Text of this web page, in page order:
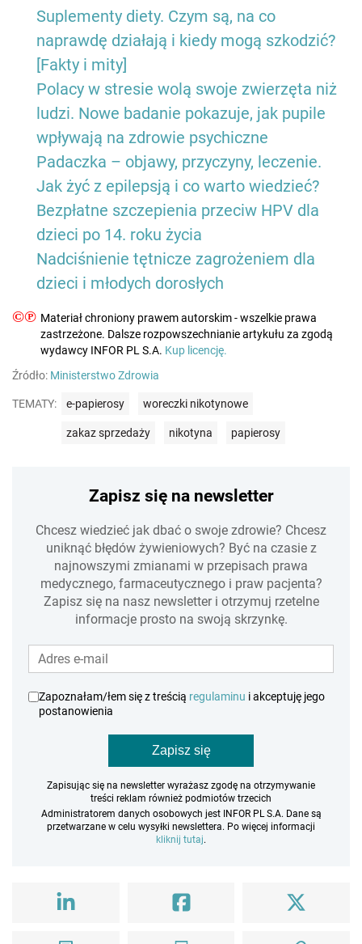
Suplementy diety. Czym są, na co
naprawdę działają i kiedy mogą szkodzić?
[Fakty i mity]
Polacy w stresie wolą swoje zwierzęta niż
ludzi. Nowe badanie pokazuje, jak pupile
wpływają na zdrowie psychiczne
Padaczka – objawy, przyczyny, leczenie.
Jak żyć z epilepsją i co warto wiedzieć?
Bezpłatne szczepienia przeciw HPV dla
dzieci po 14. roku życia
Nadciśnienie tętnicze zagrożeniem dla
dzieci i młodych dorosłych
©℗ Materiał chroniony prawem autorskim - wszelkie prawa
zastrzeżone. Dalsze rozpowszechnianie artykułu za zgodą
wydawcy INFOR PL S.A. Kup licencję.
Źródło: Ministerstwo Zdrowia
TEMATY: e-papierosy woreczki nikotynowe
zakaz sprzedaży nikotyna papierosy
Zapisz się na newsletter
Chcesz wiedzieć jak dbać o swoje zdrowie? Chcesz
uniknąć błędów żywieniowych? Być na czasie z
najnowszymi zmianami w przepisach prawa
medycznego, farmaceutycznego i praw pacjenta?
Zapisz się na nasz newsletter i otrzymuj rzetelne
informacje prosto na swoją skrzynkę.
Zapoznałam/łem się z treścią regulaminu i akceptuję jego
postanowienia
Zapisz się
Zapisując się na newsletter wyrażasz zgodę na otrzymywanie
treści reklam również podmiotów trzecich
Administratorem danych osobowych jest INFOR PL S.A. Dane są
przetwarzane w celu wysyłki newslettera. Po więcej informacji
kliknij tutaj.